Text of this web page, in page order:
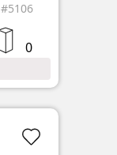
#5106
0